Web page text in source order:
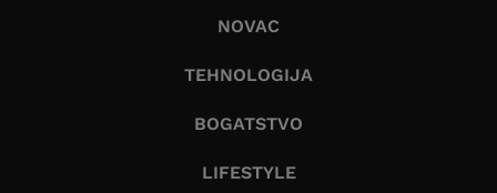
NOVAC
TEHNOLOGIJA
BOGATSTVO
LIFESTYLE